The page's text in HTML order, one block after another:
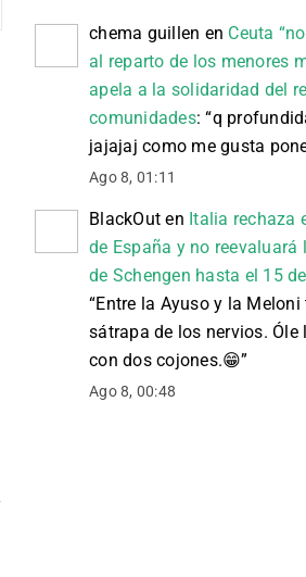
chema guillen en Ceuta
al reparto de los menores
apela a la solidaridad del
comunidades: “q
jajajaj como me gusta
Ago 8, 01:11
BlackOut en Italia rechaza
de España y no reevaluará
de Schengen hasta el 15
“Entre la Ayuso y la Meloni
sátrapa de los nervios. Óle
con dos cojones. 😁”
Ago 8, 00:48